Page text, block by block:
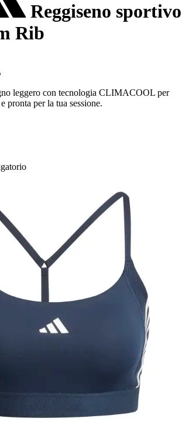
Reggiseno sportivo
Rib
leggero con tecnologia CLIMACOOL per
pronta per la tua sessione.